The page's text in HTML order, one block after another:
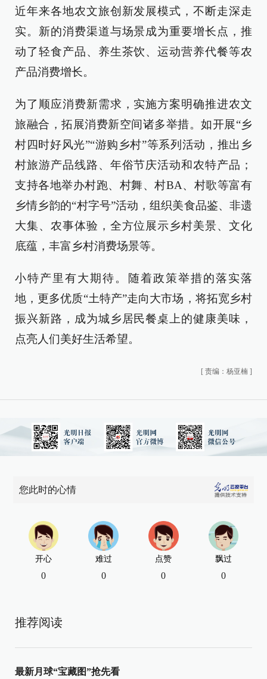
近年来各地农文旅创新发展模式，不断走深走
实。新的消费渠道与场景成为重要增长点，推
动了轻食产品、养生茶饮、运动营养代餐等农
产品消费增长。
为了顺应消费新需求，实施方案明确推进农文
旅融合，拓展消费新空间诸多举措。如开展“乡
村四时好风光”“游购乡村”等系列活动，推出乡
村旅游产品线路、年俗节庆活动和农特产品；
支持各地举办村跑、村舞、村BA、村歌等富有
乡情乡韵的“村字号”活动，组织美食品鉴、非遗
大集、农事体验，全方位展示乡村美景、文化
底蕴，丰富乡村消费场景等。
小特产里有大期待。随着政策举措的落实落
地，更多优质“土特产”走向大市场，将拓宽乡村
振兴新路，成为城乡居民餐桌上的健康美味，
点亮人们美好生活希望。
[ 责编：杨亚楠 ]
您此时的心情
开心
0
难过
0
点赞
0
飘过
0
推荐阅读
最新月球“宝藏图”抢先看